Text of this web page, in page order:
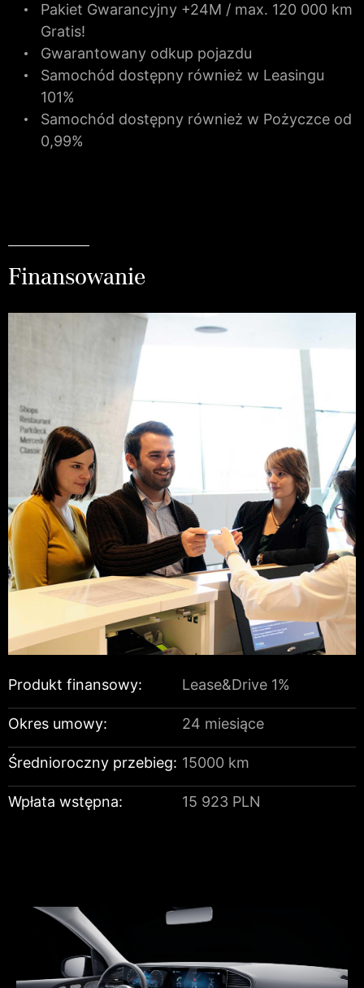
Pakiet Gwarancyjny +24M / max. 120 000 km
Gratis!
Gwarantowany odkup pojazdu
Samochód dostępny również w Leasingu
101%
Samochód dostępny również w Pożyczce od
0,99%
Produkt finansowy: Lease&Drive 1%
Okres umowy: 24 miesiące
Średnioroczny przebieg: 15000 km
Wpłata wstępna: 15 923 PLN
Finansowanie